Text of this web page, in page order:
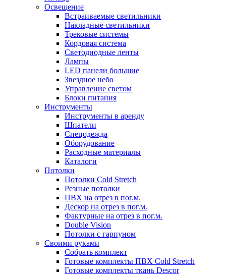
Освещение
Встраиваемые светильники
Накладные светильники
Трековые системы
Кордовая система
Светодиодные ленты
Лампы
LED панели большие
Звездное небо
Управление светом
Блоки питания
Инструменты
Инструменты в аренду
Шпатели
Спецодежда
Оборудование
Расходные материалы
Каталоги
Потолки
Потолки Cold Stretch
Резные потолки
ПВХ на отрез в пог.м.
Дескор на отрез в пог.м.
Фактурные на отрез в пог.м.
Double Vision
Потолки с гарпуном
Своими руками
Собрать комплект
Готовые комплекты ПВХ Cold Stretch
Готовые комплекты ткань Descor